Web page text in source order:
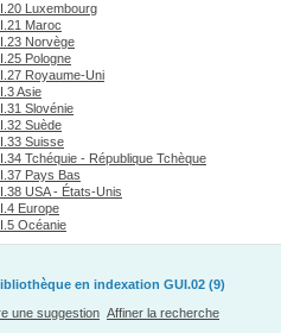
Luxembourg
Maroc
Norvège
Pologne
Royaume-Uni
Asie
Slovénie
Suède
Suisse
Tchéquie - République Tchèque
Pays Bas
USA - États-Unis
Europe
Océanie
en indexation GUI.02 (9)
une suggestion Affiner la recherche